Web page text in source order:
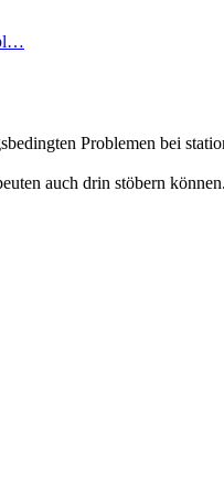
Problemen bei
auch drin stöbern können.